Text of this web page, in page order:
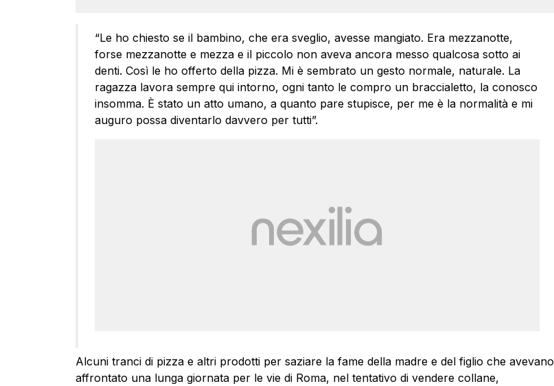
“Le ho chiesto se il bambino, che era sveglio, avesse mangiato. Era mezzanotte,
forse mezzanotte e mezza e il piccolo non aveva ancora messo qualcosa sotto ai
denti. Così le ho offerto della pizza. Mi è sembrato un gesto normale, naturale. La
ragazza lavora sempre qui intorno, ogni tanto le compro un braccialetto, la conosco
insomma. È stato un atto umano, a quanto pare stupisce, per me è la normalità e mi
auguro possa diventarlo davvero per tutti”.
Alcuni tranci di pizza e altri prodotti per saziare la fame della madre e del figlio che avevano
affrontato una lunga giornata per le vie di Roma, nel tentativo di vendere collane,